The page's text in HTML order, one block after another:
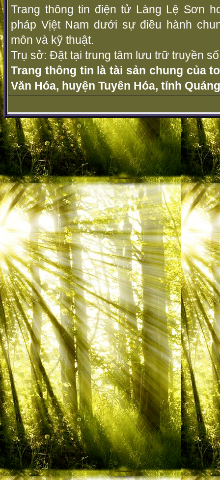
Trang thông tin điện tử Làng Lệ Sơn
pháp Vịệt Nam dưới sự điều hành
môn và kỹ thuật.
Trụ sở: Đặt tại trung tâm lưu trữ truyền
Trang thông tin là tài sản chung của
Văn Hóa, huyện Tuyên Hóa, tỉnh